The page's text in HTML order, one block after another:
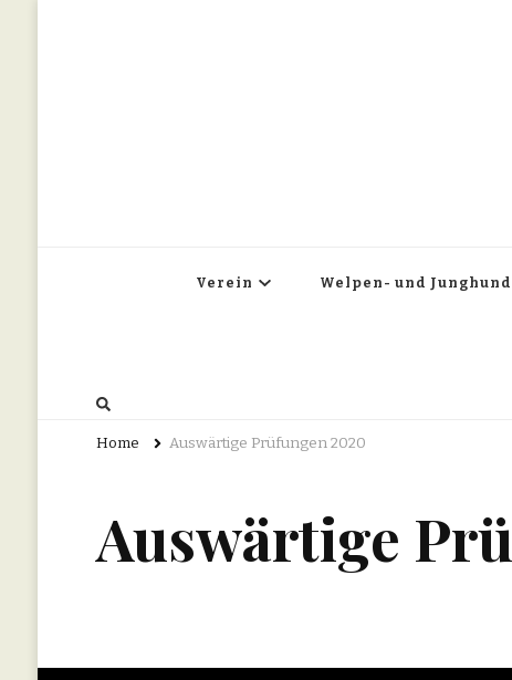
Verein Welpen- und
Home Auswärtige Prüfungen 2020
Auswärtige